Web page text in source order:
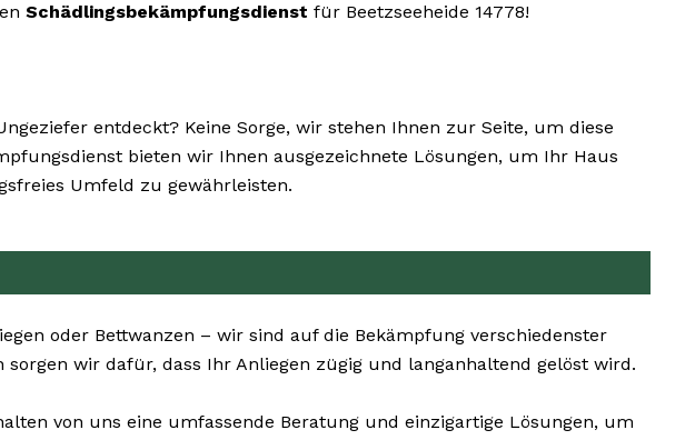
Schädlingsbekämpfungsdienst für Beetzseeheide 14778!
entdeckt? Keine Sorge, wir stehen Ihnen zur Seite, um diese
bieten wir Ihnen ausgezeichnete Lösungen, um Ihr Haus
Umfeld zu gewährleisten.
oder Bettwanzen – wir sind auf die Bekämpfung verschiedenster
wir dafür, dass Ihr Anliegen zügig und langanhaltend gelöst wird.
von uns eine umfassende Beratung und einzigartige Lösungen, um